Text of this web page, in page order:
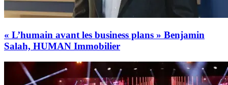
« L’humain avant les business plans » Benjamin
Salah, HUMAN Immobilier